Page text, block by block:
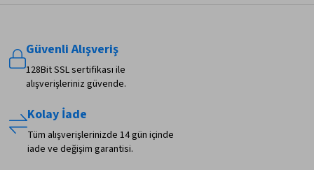
Güvenli Alışveriş
128Bit SSL sertifikası ile
alışverişleriniz güvende.
Kolay İade
Tüm alışverişlerinizde 14 gün içinde
iade ve değişim garantisi.